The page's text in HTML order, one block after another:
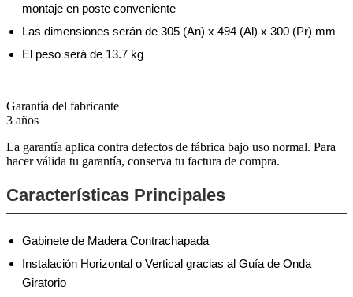
montaje en poste conveniente
Las dimensiones serán de 305 (An) x 494 (Al) x 300 (Pr) mm
El peso será de 13.7 kg
Garantía del fabricante
3 años
La garantía aplica contra defectos de fábrica bajo uso normal. Para
hacer válida tu garantía, conserva tu factura de compra.
Características Principales
Gabinete de Madera Contrachapada
Instalación Horizontal o Vertical gracias al Guía de Onda
Giratorio